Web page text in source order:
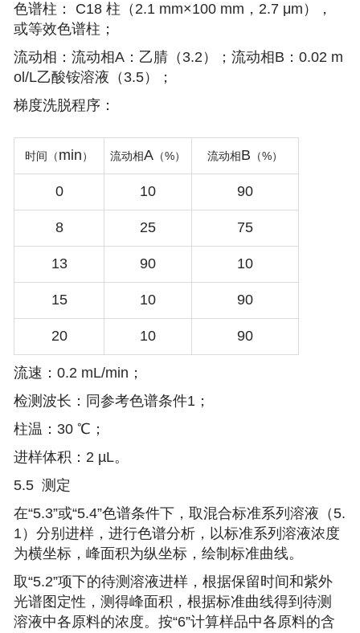
色谱柱： C18 柱（2.1 mm×100 mm，2.7 μm），
或等效色谱柱；
流动相：流动相A：乙腈（3.2）；流动相B：0.02 m
ol/L乙酸铵溶液（3.5）；
梯度洗脱程序：
时间（ min ） 流动相A （%） 流动相 B （%）
0 10 90
8 25 75
13 90 10
15 10 90
20 10 90
流速：0.2 mL/min；
检测波长：同参考色谱条件1；
柱温：30 ℃；
进样体积：2 µL。
5.5 测定
在“5.3”或“5.4”色谱条件下，取混合标准系列溶液（5.
1）分别进样，进行色谱分析，以标准系列溶液浓度
为横坐标，峰面积为纵坐标，绘制标准曲线。
取“5.2”项下的待测溶液进样，根据保留时间和紫外
光谱图定性，测得峰面积，根据标准曲线得到待测
溶液中各原料的浓度。按“6”计算样品中各原料的含